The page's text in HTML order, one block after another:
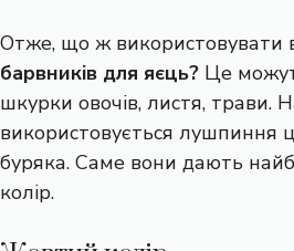
Отже, що ж використовувати
барвників для яєць? Це
шкурки овочів, листя, трави.
використовується лушпиння
буряка. Саме вони дають
колір.